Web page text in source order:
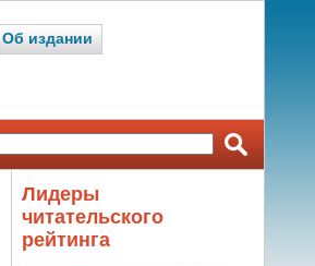
Об издании
Лидеры
читательского
рейтинга